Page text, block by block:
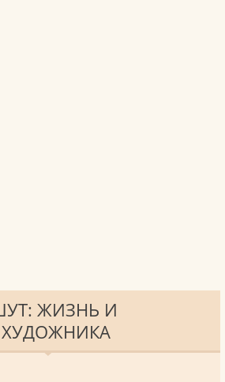
ЖИЗНЬ И
ХУДОЖНИКА